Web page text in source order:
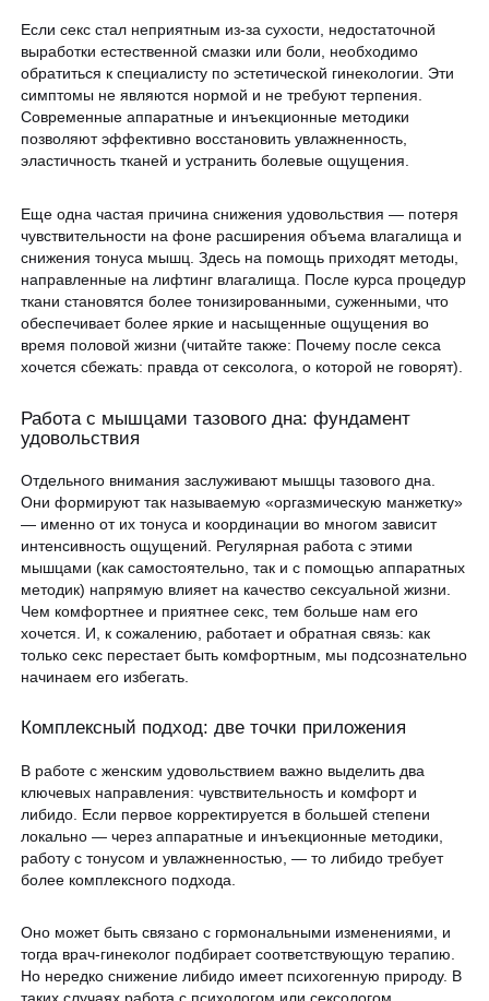
Если секс стал неприятным из-за сухости, недостаточной
выработки естественной смазки или боли, необходимо
обратиться к специалисту по эстетической гинекологии. Эти
симптомы не являются нормой и не требуют терпения.
Современные аппаратные и инъекционные методики
позволяют эффективно восстановить увлажненность,
эластичность тканей и устранить болевые ощущения.
Еще одна частая причина снижения удовольствия — потеря
чувствительности на фоне расширения объема влагалища и
снижения тонуса мышц. Здесь на помощь приходят методы,
направленные на лифтинг влагалища. После курса процедур
ткани становятся более тонизированными, суженными, что
обеспечивает более яркие и насыщенные ощущения во
время половой жизни (читайте также: Почему после секса
хочется сбежать: правда от сексолога, о которой не говорят).
Работа с мышцами тазового дна: фундамент
удовольствия
Отдельного внимания заслуживают мышцы тазового дна.
Они формируют так называемую «оргазмическую манжетку»
— именно от их тонуса и координации во многом зависит
интенсивность ощущений. Регулярная работа с этими
мышцами (как самостоятельно, так и с помощью аппаратных
методик) напрямую влияет на качество сексуальной жизни.
Чем комфортнее и приятнее секс, тем больше нам его
хочется. И, к сожалению, работает и обратная связь: как
только секс перестает быть комфортным, мы подсознательно
начинаем его избегать.
Комплексный подход: две точки приложения
В работе с женским удовольствием важно выделить два
ключевых направления: чувствительность и комфорт и
либидо. Если первое корректируется в большей степени
локально — через аппаратные и инъекционные методики,
работу с тонусом и увлажненностью, — то либидо требует
более комплексного подхода.
Оно может быть связано с гормональными изменениями, и
тогда врач-гинеколог подбирает соответствующую терапию.
Но нередко снижение либидо имеет психогенную природу. В